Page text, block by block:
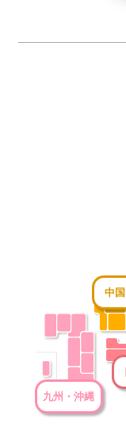
中国
九州・沖縄